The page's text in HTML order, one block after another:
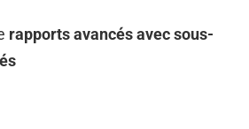
rapports avancés avec sous-